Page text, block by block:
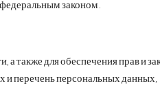
законом.
а также для обеспечения прав и
и перечень персональных данных,